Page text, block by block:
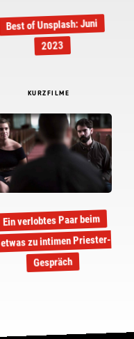
Best of Unsplash: Juni
2023
KURZFILME
Ein verlobtes Paar beim
etwas zu intimen Priester-
Gespräch